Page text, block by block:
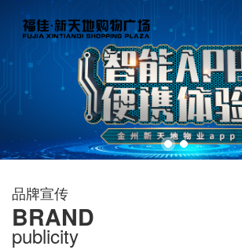
品牌宣传
BRAND
publicity